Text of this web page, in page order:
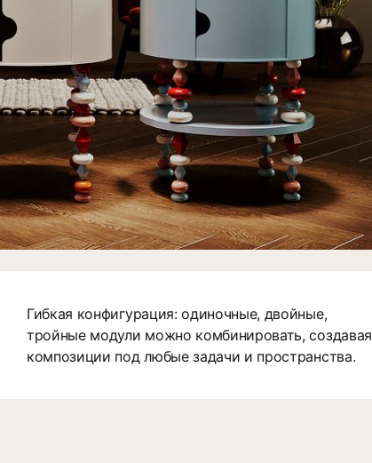
Гибкая конфигурация: одиночные, двойные,
тройные модули можно комбинировать, создавая
композиции под любые задачи и пространства.